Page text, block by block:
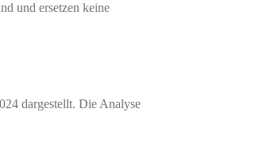
und ersetzen keine
dargestellt. Die Analyse